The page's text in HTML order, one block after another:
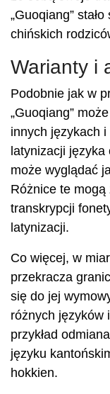
„Guoqiang”
chińskich
Warianty i
Podobnie jak w
„Guoqiang”
innych językach i
latynizacji
może wyglądać
Różnice te
transkrypcji
latynizacji.
Co więcej, w
przekracza
się do jej
różnych języków
przykład
języku
hokkien.